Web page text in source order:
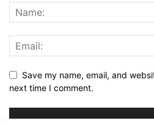
Save my name, email, and
next time I comment.